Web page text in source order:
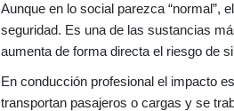
7. Situaciones reales donde más se
7.1. Escenarios críticos
8. Errores típicos que te hacen
9. Buenas prácticas para
Aunque en lo social parezca “normal”,
seguridad. Es una de las sustancias
aumenta de forma directa el riesgo de
En conducción profesional el impacto
transportan pasajeros o cargas y se